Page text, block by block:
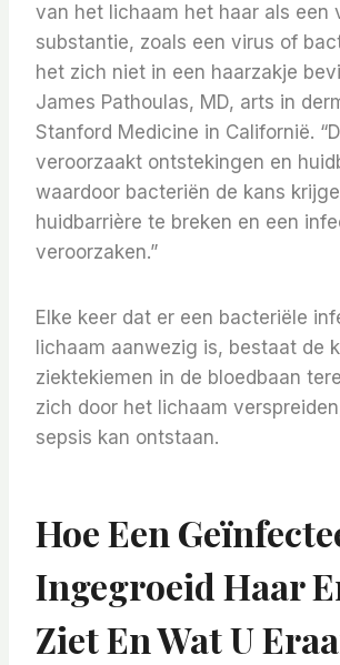
van het lichaam het haar als een
substantie, zoals een virus of
het zich niet in een haarzakje
James Pathoulas, MD, arts in
Stanford Medicine in Californië.
veroorzaakt ontstekingen en
waardoor bacteriën de kans
huidbarrière te breken en een
veroorzaken.”
Elke keer dat er een bacteriële
lichaam aanwezig is, bestaat de
ziektekiemen in de bloedbaan
zich door het lichaam
sepsis kan ontstaan.
Hoe Een
Ingegroeid Haar
Ziet En Wat U